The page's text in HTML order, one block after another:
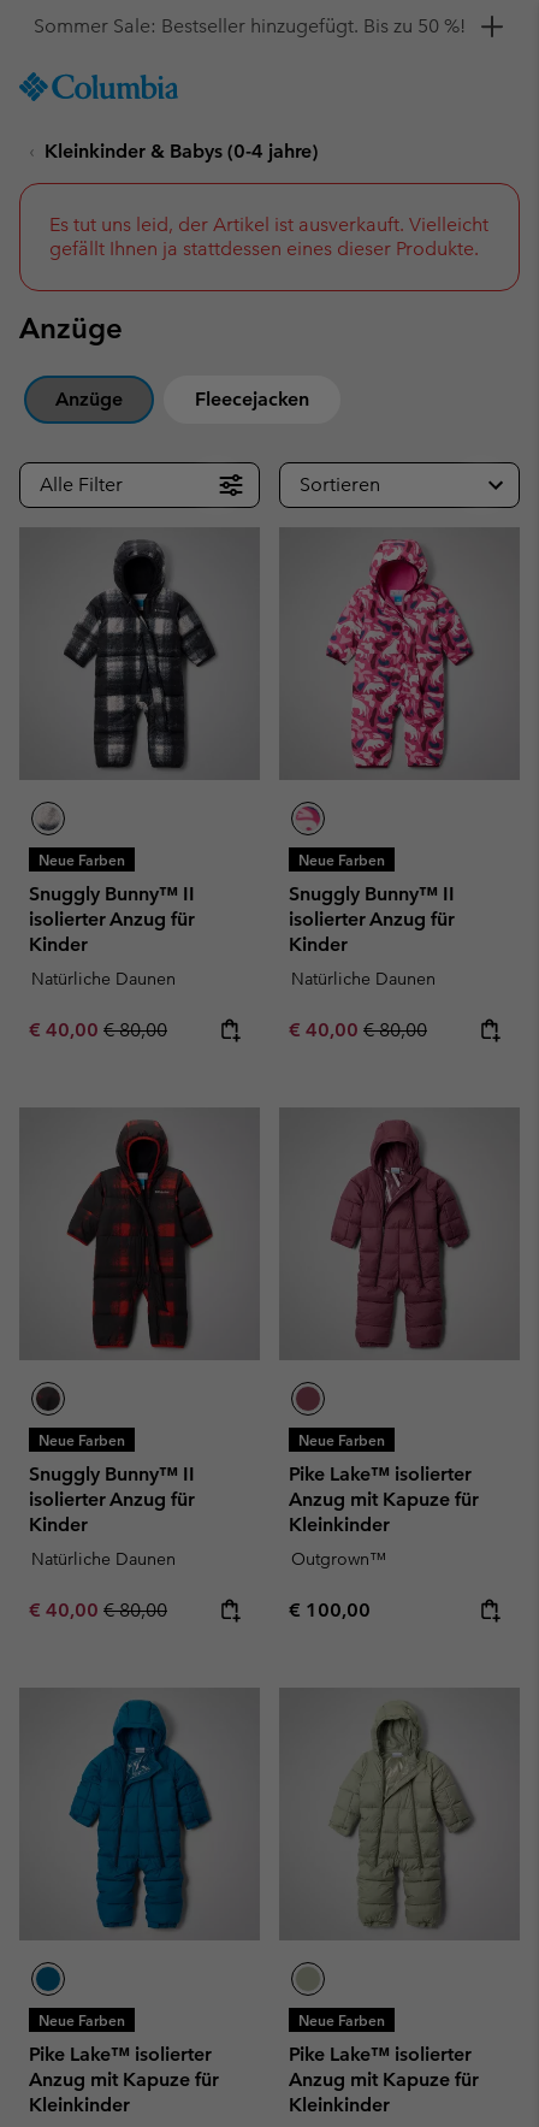
TO
SKIP
NAV
SKIP
TO
SEARCH
Hol dir einen 10 %-Gutschein
Kleinkinder & Babys (0-4 jahre)
Es tut uns leid, der Artikel ist ausverkauft. Vielleicht
gefällt Ihnen ja stattdessen eines dieser Produkte.
Anzüge
Anzüge Fleecejacken
Alle Filter Sortieren
Neue Farben
Snuggly Bunny™ II
isolierter Anzug für
Kinder
Natürliche Daunen
Sale price:
€ 40,00 Regular price:
€ 80,00
Neue Farben
Snuggly Bunny™ II
isolierter Anzug für
Kinder
Natürliche Daunen
Sale price:
€ 40,00 Regular price:
€ 80,00
Neue Farben
Snuggly Bunny™ II
isolierter Anzug für
Kinder
Natürliche Daunen
Sale price:
€ 40,00 Regular price:
€ 80,00
Neue Farben
Pike Lake™ isolierter
Anzug mit Kapuze für
Kleinkinder
Outgrown™
Regular price:
€ 100,00
Neue Farben
Pike Lake™ isolierter
Anzug mit Kapuze für
Kleinkinder
Neue Farben
Pike Lake™ isolierter
Anzug mit Kapuze für
Kleinkinder